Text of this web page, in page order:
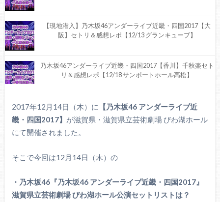
【現地潜入】乃木坂46アンダーライブ近畿・四国2017【大
阪】セトリ＆感想レポ【12/13 グランキューブ】
乃木坂46アンダーライブ近畿・四国2017【香川】千秋楽セト
リ＆感想レポ【12/18 サンポートホール高松】
乃木坂46アンダーライブ近畿・四国2017【徳島】セトリ＆感
想レポ【12/17 鳴門市文化会館】
トリ・座席表・感想レポ【10/18国際センター】
乃木坂46アンダーライブ九州2017【アンダラ鹿児島】セト
リ・座席表・感想レポ【10/19市民文化ホール】
2017年12月14日（木）に 【乃木坂46 アンダーライブ近
畿・四国2017】 が滋賀県・滋賀県立芸術劇場 びわ湖ホール
にて開催されました。
そこで今回は12月14日（木）の
・乃木坂46『乃木坂46 アンダーライブ近畿・四国2017』
滋賀県立芸術劇場 びわ湖ホール公演セットリストは？